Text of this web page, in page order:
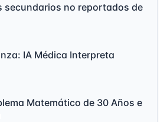
secundarios no reportados de
IA Médica Interpreta
Matemático de 30 Años e